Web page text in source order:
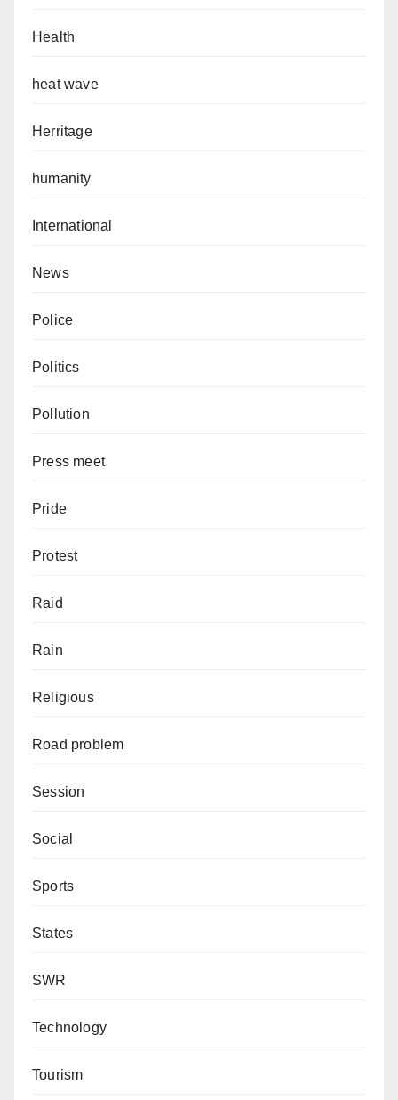
Health
heat wave
Herritage
humanity
International
News
Police
Politics
Pollution
Press meet
Pride
Protest
Raid
Rain
Religious
Road problem
Session
Social
Sports
States
SWR
Technology
Tourism